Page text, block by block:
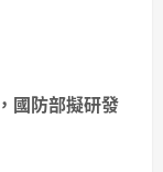
國防部擬研發